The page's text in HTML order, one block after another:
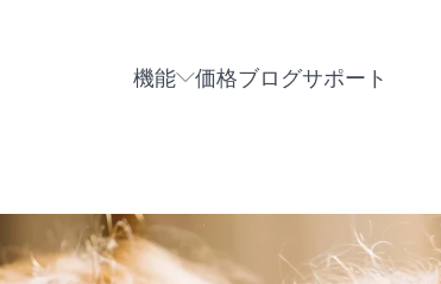
機能 価格ブログサポート